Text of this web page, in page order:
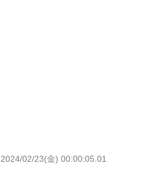
2024/02/23(金) 00:00:05.01